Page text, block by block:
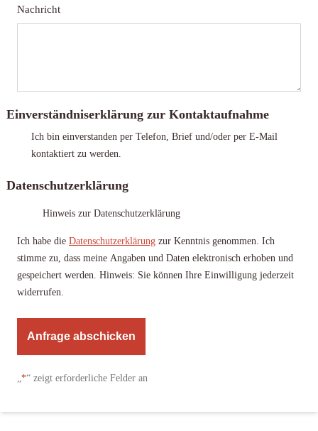
*“ zeigt erforderliche Felder an
Nachricht
Einverständniserklärung zur Kontaktaufnahme
Ich bin einverstanden per Telefon, Brief und/oder per E-Mail
kontaktiert zu werden.
Datenschutzerklärung
Hinweis zur Datenschutzerklärung
Ich habe die Datenschutzerklärung zur Kenntnis genommen. Ich
stimme zu, dass meine Angaben und Daten elektronisch erhoben und
gespeichert werden. Hinweis: Sie können Ihre Einwilligung jederzeit
widerrufen.
t
r